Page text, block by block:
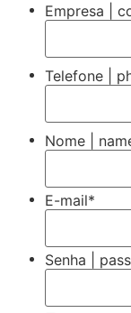
Empresa |
Telefone |
Nome |
E-mail*
Senha |